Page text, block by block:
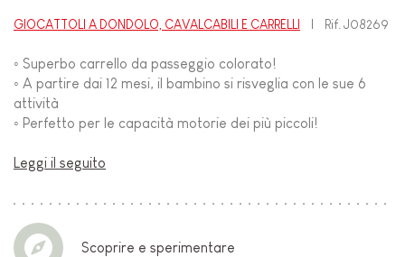
GIOCATTOLI A DONDOLO, CAVALCABILI E CARRELLI Rif.J08269
◦ Superbo carrello da passeggio colorato!
◦ A partire dai 12 mesi, il bambino si risveglia con le sue 6
attività
◦ Perfetto per le capacità motorie dei più piccoli!
Leggi il seguito
Scoprire e sperimentare